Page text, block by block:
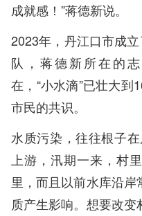
成就感！”蒋德新说。
2023年，丹江口市成
队，蒋德新所在的
在，“小水滴”已壮大
市民的共识。
水质污染，往往根子
上游，汛期一来，村
里，而且以前水库沿
质产生影响。想要改